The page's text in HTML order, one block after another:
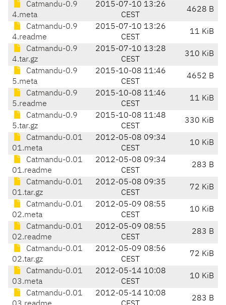
Catmandu-0.9
4.meta
2015-07-10 13:26
CEST
4628 B
Catmandu-0.9
4.readme
2015-07-10 13:26
CEST
11 KiB
Catmandu-0.9
4.tar.gz
2015-07-10 13:28
CEST
310 KiB
Catmandu-0.9
5.meta
2015-10-08 11:46
CEST
4652 B
Catmandu-0.9
5.readme
2015-10-08 11:46
CEST
11 KiB
Catmandu-0.9
5.tar.gz
2015-10-08 11:48
CEST
330 KiB
Catmandu-0.01
01.meta
2012-05-08 09:34
CEST
10 KiB
Catmandu-0.01
01.readme
2012-05-08 09:34
CEST
283 B
Catmandu-0.01
01.tar.gz
2012-05-08 09:35
CEST
72 KiB
Catmandu-0.01
02.meta
2012-05-09 08:55
CEST
10 KiB
Catmandu-0.01
02.readme
2012-05-09 08:55
CEST
283 B
Catmandu-0.01
02.tar.gz
2012-05-09 08:56
CEST
72 KiB
Catmandu-0.01
03.meta
2012-05-14 10:08
CEST
10 KiB
Catmandu-0.01
2012-05-14 10:08
283 B